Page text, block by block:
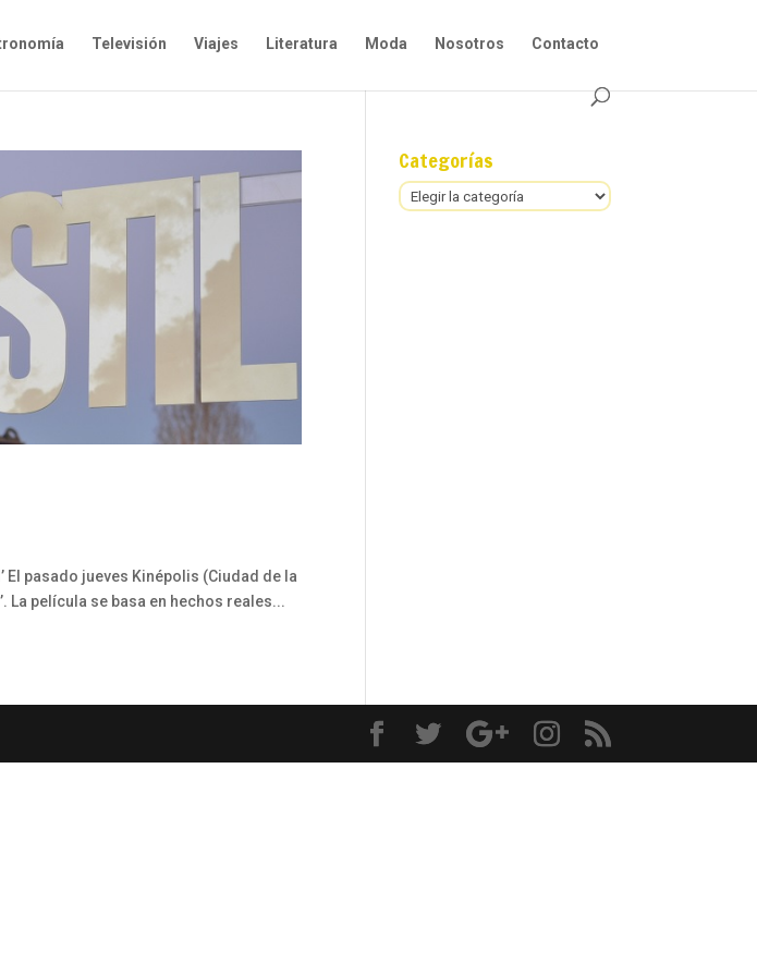
Televisión Viajes Literatura Moda Nosotros Contacto
pasado jueves Kinépolis (Ciudad de la
La película se basa en hechos reales...
Categorías
Categorías